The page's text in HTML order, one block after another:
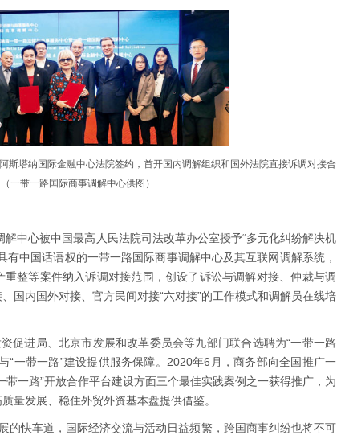
斯塔纳国际金融中心法院签约，首开国内调解组织和国外法院直接诉调对接合
一带一路国际商事调解中心供图）
中心被中国最高人民法院司法改革办公室授予“多元化纠纷解决机
有中国话语权的一带一路国际商事调解中心及其互联网调解系统，
整等案件纳入诉调对接范围，创设了诉讼与调解对接、仲裁与调
国内国外对接、官方民间对接“六对接”的工作模式和调解员在线培
促进局、北京市发展和改革委员会等九部门联合选聘为“一带一路
“一带一路”建设提供服务保障。2020年6月，商务部向全国推广一
一路”开放合作平台建设方面三个最佳实践案例之一获得推广，为
量发展、稳住外贸外资基本盘提供借鉴。
的快车道，国际经济交流与活动日益频繁，跨国商事纠纷也将不可